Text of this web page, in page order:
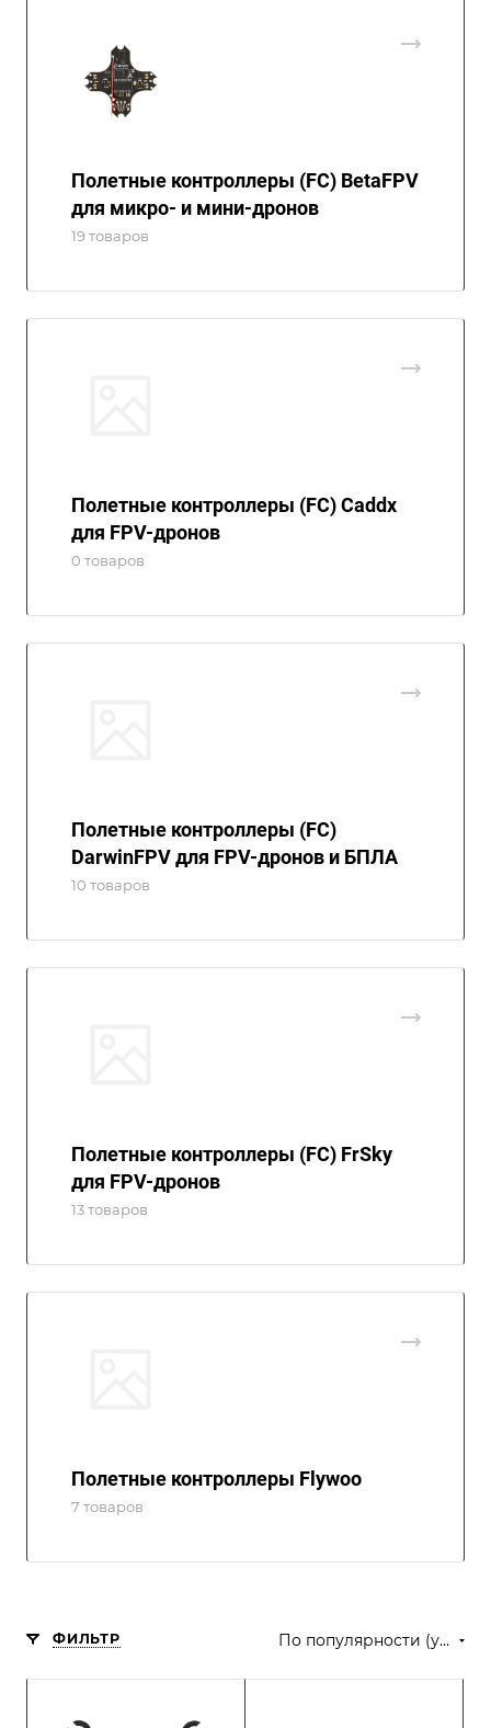
Полетные контроллеры (FC) BetaFPV
для микро- и мини-дронов
19 товаров
Полетные контроллеры (FC) Caddx
для FPV-дронов
0 товаров
Полетные контроллеры (FC)
DarwinFPV для FPV-дронов и БПЛА
10 товаров
Полетные контроллеры (FC) FrSky
для FPV-дронов
13 товаров
Полетные контроллеры Flywoo
7 товаров
ФИЛЬТР По популярности (убывание)